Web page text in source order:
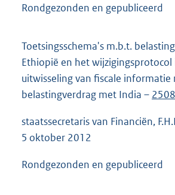
Rondgezonden en gepubliceerd
Toetsingsschema's m.b.t.
Ethiopië en het wijzigingsprotocol
uitwisseling van fiscale informatie
belastingverdrag met India –
staatssecretaris van Financiën,
5 oktober 2012
Rondgezonden en gepubliceerd